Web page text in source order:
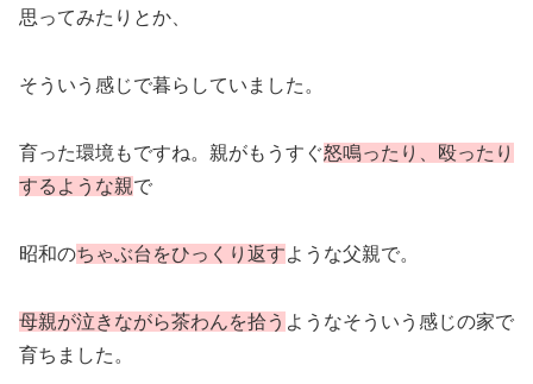
思ってみたりとか、
そういう感じで暮らしていました。
育った環境もですね。親がもうすぐ怒鳴ったり、殴ったり
するような親で
昭和のちゃぶ台をひっくり返すような父親で。
母親が泣きながら茶わんを拾う ようなそういう感じの家で
育ちました。